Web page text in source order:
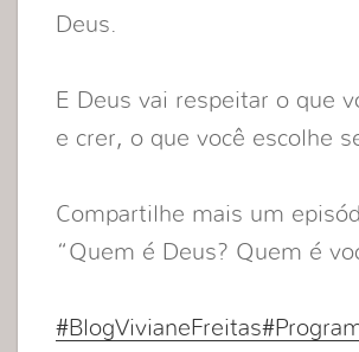
Deus.
E Deus vai respeitar o que
e crer, o que você escolhe
Compartilhe mais um
“Quem é Deus? Quem é
#BlogVivianeFreitas